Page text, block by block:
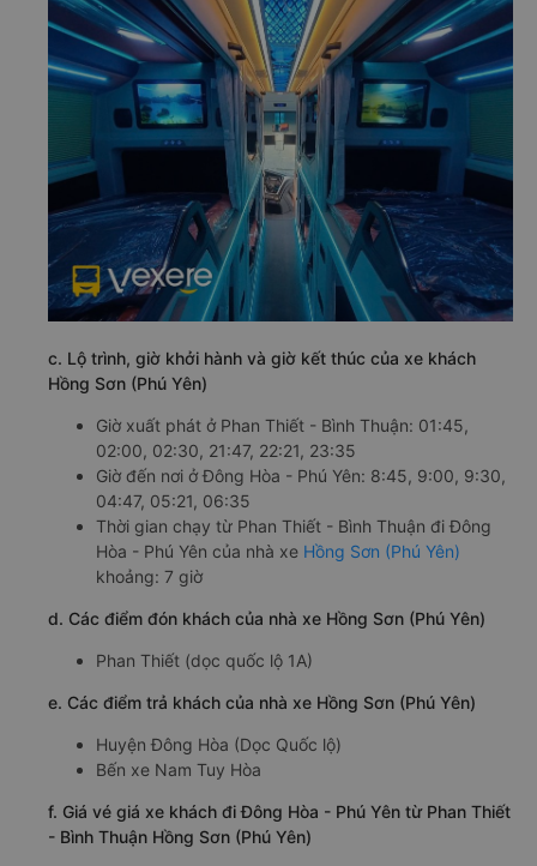
c. Lộ trình, giờ khởi hành và giờ kết thúc của xe khách
Hồng Sơn (Phú Yên)
Giờ xuất phát ở Phan Thiết - Bình Thuận: 01:45,
02:00, 02:30, 21:47, 22:21, 23:35
Giờ đến nơi ở Đông Hòa - Phú Yên: 8:45, 9:00, 9:30,
04:47, 05:21, 06:35
Thời gian chạy từ Phan Thiết - Bình Thuận đi Đông
Hòa - Phú Yên của nhà xe Hồng Sơn (Phú Yên)
khoảng: 7 giờ
d. Các điểm đón khách của nhà xe Hồng Sơn (Phú Yên)
Phan Thiết (dọc quốc lộ 1A)
e. Các điểm trả khách của nhà xe Hồng Sơn (Phú Yên)
Huyện Đông Hòa (Dọc Quốc lộ)
Bến xe Nam Tuy Hòa
f. Giá vé giá xe khách đi Đông Hòa - Phú Yên từ Phan Thiết
- Bình Thuận Hồng Sơn (Phú Yên)